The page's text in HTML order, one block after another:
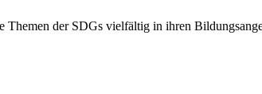
der SDGs vielfältig in ihren